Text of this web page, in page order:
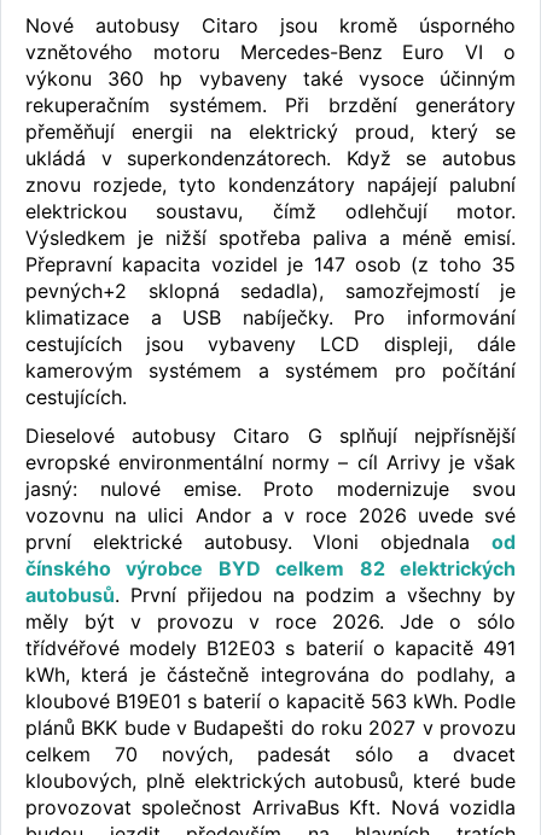
Nové autobusy Citaro jsou kromě úsporného
vznětového motoru Mercedes-Benz Euro VI o
výkonu 360 hp vybaveny také vysoce účinným
rekuperačním systémem. Při brzdění generátory
přeměňují energii na elektrický proud, který se
ukládá v superkondenzátorech. Když se autobus
znovu rozjede, tyto kondenzátory napájejí palubní
elektrickou soustavu, čímž odlehčují motor.
Výsledkem je nižší spotřeba paliva a méně emisí.
Přepravní kapacita vozidel je 147 osob (z toho 35
pevných+2 sklopná sedadla), samozřejmostí je
klimatizace a USB nabíječky. Pro informování
cestujících jsou vybaveny LCD displeji, dále
kamerovým systémem a systémem pro počítání
cestujících.
Dieselové autobusy Citaro G splňují nejpřísnější
evropské environmentální normy – cíl Arrivy je však
jasný: nulové emise. Proto modernizuje svou
vozovnu na ulici Andor a v roce 2026 uvede své
první elektrické autobusy. Vloni objednala od
čínského výrobce BYD celkem 82 elektrických
autobusů. První přijedou na podzim a všechny by
měly být v provozu v roce 2026. Jde o sólo
třídvéřové modely B12E03 s baterií o kapacitě 491
kWh, která je částečně integrována do podlahy, a
kloubové B19E01 s baterií o kapacitě 563 kWh. Podle
plánů BKK bude v Budapešti do roku 2027 v provozu
celkem 70 nových, padesát sólo a dvacet
kloubových, plně elektrických autobusů, které bude
provozovat společnost ArrivaBus Kft. Nová vozidla